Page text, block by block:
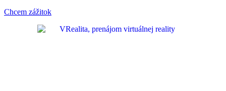
Chcem zážitok